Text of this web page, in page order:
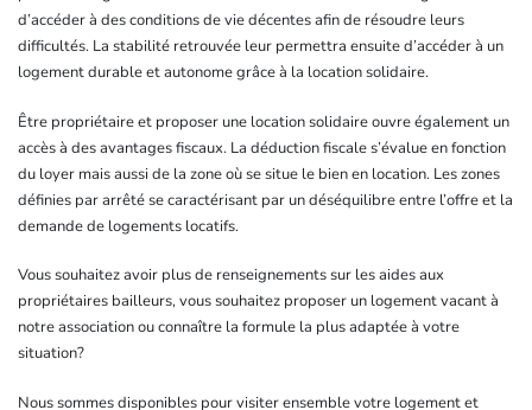
d’accéder à des conditions de vie décentes afin de résoudre leurs
difficultés. La stabilité retrouvée leur permettra ensuite d’accéder à un
logement durable et autonome grâce à la location solidaire.
Être propriétaire et proposer une location solidaire ouvre également un
accès à des avantages fiscaux. La déduction fiscale s’évalue en fonction
du loyer mais aussi de la zone où se situe le bien en location. Les zones
définies par arrêté se caractérisant par un déséquilibre entre l’offre et la
demande de logements locatifs.
Vous souhaitez avoir plus de renseignements sur les aides aux
propriétaires bailleurs, vous souhaitez proposer un logement vacant à
notre association ou connaître la formule la plus adaptée à votre
situation?
Nous sommes disponibles pour visiter ensemble votre logement et